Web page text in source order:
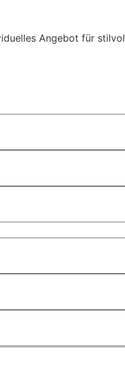
Angebot für